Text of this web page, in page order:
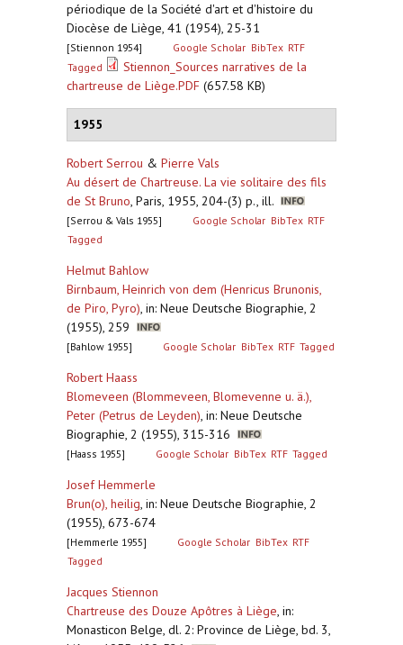
périodique de la Société d'art et d'histoire du
Diocèse de Liège, 41 (1954), 25-31
[Stiennon 1954] Google Scholar BibTex RTF
Tagged
Stiennon_Sources narratives de la
chartreuse de Liège.PDF (657.58 KB)
1955
Robert Serrou & Pierre Vals
Au désert de Chartreuse. La vie solitaire des fils
de St Bruno, Paris, 1955, 204-(3) p., ill.
[Serrou & Vals 1955] Google Scholar BibTex RTF
Tagged
Helmut Bahlow
Birnbaum, Heinrich von dem (Henricus Brunonis,
de Piro, Pyro), in: Neue Deutsche Biographie, 2
(1955), 259
[Bahlow 1955] Google Scholar BibTex RTF Tagged
Robert Haass
Blomeveen (Blommeveen, Blomevenne u. ä.),
Peter (Petrus de Leyden), in: Neue Deutsche
Biographie, 2 (1955), 315-316
[Haass 1955] Google Scholar BibTex RTF Tagged
Josef Hemmerle
Brun(o), heilig, in: Neue Deutsche Biographie, 2
(1955), 673-674
[Hemmerle 1955] Google Scholar BibTex RTF
Tagged
Jacques Stiennon
Chartreuse des Douze Apôtres à Liège, in:
Monasticon Belge, dl. 2: Province de Liège, bd. 3,